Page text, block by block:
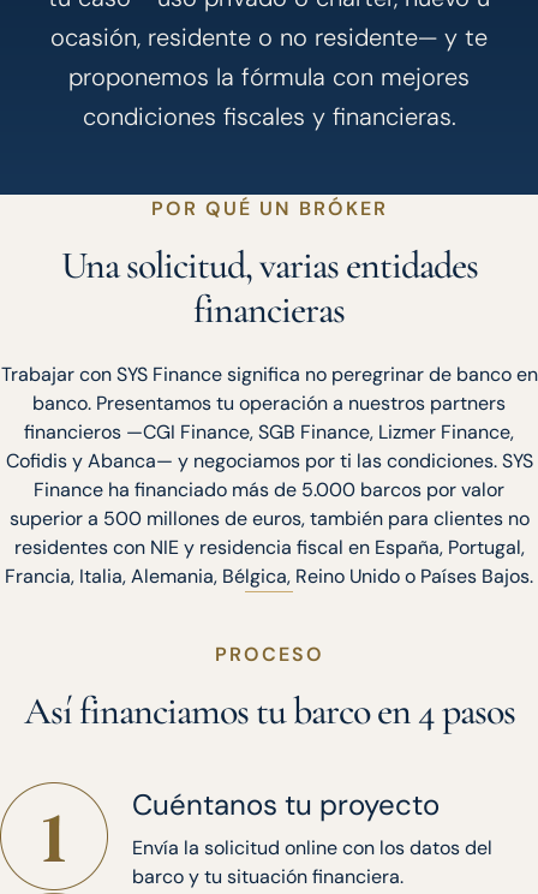
ocasión, residente o no residente— y te
proponemos la fórmula con mejores
condiciones fiscales y financieras.
POR QUÉ UN BRÓKER
Una solicitud, varias entidades
financieras
Trabajar con SYS Finance significa no peregrinar de banco en
banco. Presentamos tu operación a nuestros partners
financieros —CGI Finance, SGB Finance, Lizmer Finance,
Cofidis y Abanca— y negociamos por ti las condiciones. SYS
Finance ha financiado más de 5.000 barcos por valor
superior a 500 millones de euros, también para clientes no
residentes con NIE y residencia fiscal en España, Portugal,
Francia, Italia, Alemania, Bélgica, Reino Unido o Países Bajos.
PROCESO
Así financiamos tu barco en 4 pasos
Cuéntanos tu proyecto
Envía la solicitud online con los datos del
barco y tu situación financiera.